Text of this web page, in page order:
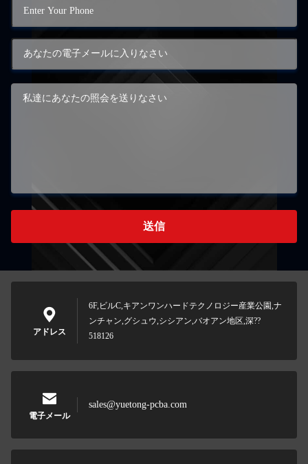
送信
アドレス
6F,ビルC,キアンワンハードテクノロジー産業公園,ナ
ンチャン,グシュウ,シシアン,バオアン地区,深??
518126
電子メール
sales@yuetong-pcba.com